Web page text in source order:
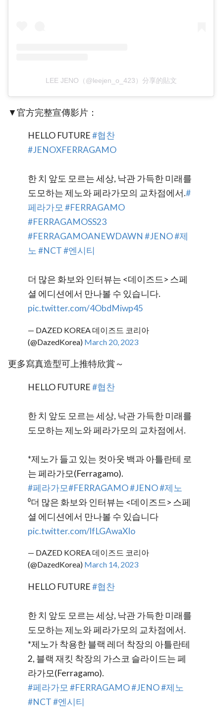
LEE JENO（@leejen_o_423）分享的貼文
▼官方完整宣傳影片：
HELLO FUTURE#협찬
#JENOXFERRAGAMO
한 치 앞도 모르는 세상, 낙관 가득한 미래를
도모하는 제노와 페라가모의 교차점에서.#
페라가모 #FERRAGAMO
#FERRAGAMOSS23
#FERRAGAMOANEWDAWN #JENO#제
노 #NCT#엔시티
더 많은 화보와 인터뷰는 <데이즈드> 스페
셜 에디션에서 만나볼 수 있습니다.
pic.twitter.com/4ObdMiwp45
— DAZED KOREA 데이즈드 코리아
(@DazedKorea) March 20, 2023
更多寫真造型可上推特欣賞～
HELLO FUTURE#협찬
한 치 앞도 모르는 세상, 낙관 가득한 미래를
도모하는 제노와 페라가모의 교차점에서.
*제노가 들고 있는 컷아웃 백과 아틀란테 로
는 페라가모(Ferragamo).
#페라가모#FERRAGAMO#JENO#제노
⁰더 많은 화보와 인터뷰는 <데이즈드> 스페
셜 에디션에서 만나볼 수 있습니다
pic.twitter.com/lfLGAwaXIo
— DAZED KOREA 데이즈드 코리아
(@DazedKorea) March 14, 2023
HELLO FUTURE#협찬
한 치 앞도 모르는 세상, 낙관 가득한 미래를
도모하는 제노와 페라가모의 교차점에서.
*제노가 착용한 블랙 레더 착장의 아틀란테
2, 블랙 재킷 착장의 가스코 슬라이드는 페
라가모(Ferragamo).
#페라가모 #FERRAGAMO#JENO#제노
#NCT#엔시티